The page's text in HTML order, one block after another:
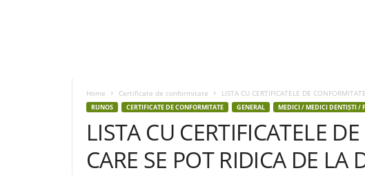
P
Home Certificate de conformitate LISTA CU CERTIFICATELE DE
RUNOS CERTIFICATE DE CONFORMITATE GENERAL MEDICI / MEDICI DENTIȘTI /
LISTA CU CERTIFICATELE
CARE SE POT RIDICA DE LA